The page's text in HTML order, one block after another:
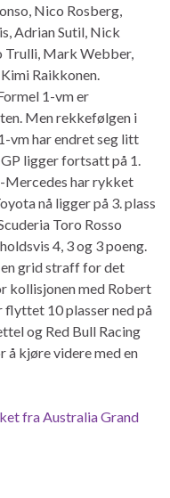
Nico Rosberg,
Adrian Sutil, Nick
Trulli, Mark Webber,
Raikkonen.
1-vm er
Men rekkefølgen i
vm har endret seg litt
ligger fortsatt på 1.
Mercedes har rykket
nå ligger på 3. plass
Toro Rosso
4, 3 og 3 poeng.
grid straff for det
kollisjonen med Robert
flyttet 10 plasser ned på
og Red Bull Racing
kjøre videre med en
fra Australia Grand